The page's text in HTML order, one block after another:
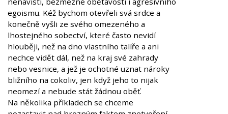
egoismu. Kéž bychom otevřeli svá srdce a
konečně vyšli ze svého omezeného a
lhostejného sobectví, které často nevidí
hlouběji, než na dno vlastního talíře a ani
nechce vidět dál, než na kraj své zahrady
nebo vesnice, a jež je ochotné uznat nároky
bližního na cokoliv, jen když jeho to nijak
neomezí a nebude stát žádnou oběť.
Na několika příkladech se chceme